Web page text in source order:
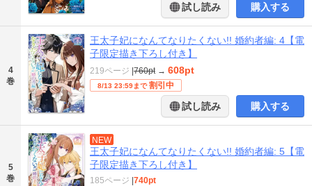
試し読み 購入する
4
巻
王太子妃になんてなりたくない!! 婚約者編: 4【電
子限定描き下ろし付き】
219ページ |760pt → 608pt
8/13 23:59まで 割引中
試し読み 購入する
5
巻
NEW
王太子妃になんてなりたくない!! 婚約者編: 5【電
子限定描き下ろし付き】
185ページ |740pt